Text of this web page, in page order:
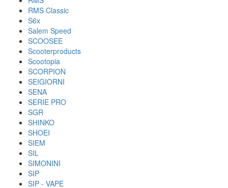
RMS Classic
S6x
Salem Speed
SCOOSEE
Scooterproducts
Scootopia
SCORPION
SEIGIORNI
SENA
SERIE PRO
SGR
SHINKO
SHOEI
SIEM
SIL
SIMONINI
SIP
SIP - VAPE